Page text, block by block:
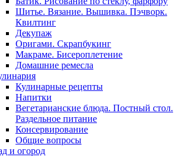
Шитье. Вязание. Вышивка. Пэчворк.
Квилтинг
Декупаж
Оригами. Скрапбукинг
Макраме. Бисероплетение
Домашние ремесла
Кулинарные рецепты
Напитки
Вегетарианские блюда. Постный стол.
Раздельное питание
Консервирование
Общие вопросы
и огород